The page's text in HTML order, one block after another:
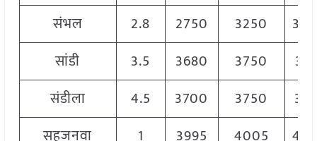
संभल
2.8 2750 3250
सांडी
3.5 3680 3750
संडीला
4.5 3700 3750